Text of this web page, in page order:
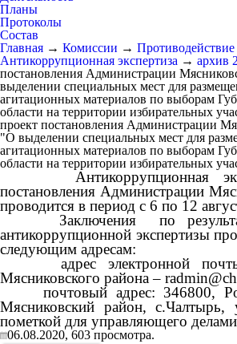
Планы
Протоколы
Состав
Главная → Комиссии →
Антикоррупционная экспертиза → архив
постановления Администрации
выделении специальных мест для
агитационных материалов по выборам
области на территории избирательных
проект постановления Администрации
"О выделении специальных мест для
агитационных материалов по выборам
области на территории избирательных
Антикоррупционная
постановления Администрации
проводится в период с 6 по 12
Заключения по
антикоррупционной экспертизы
следующим адресам:
адрес электронной почты
Мясниковского района –
почтовый адрес: 346800,
Мясниковский район,
пометкой для управляющего
06.08.2020, 603 просмотра.